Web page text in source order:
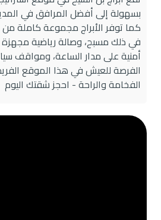
بسهولة إلى أفضل المرافق في
كما توفر الأبراج مجموعة كاملة من
في ذلك مسبح، وصالة رياضية مجهزة
أمنية على مدار الساعة، ومواقف
الفرصة للعيش في هذا الموقع
الفخامة والراحة - احجز شقتك اليوم